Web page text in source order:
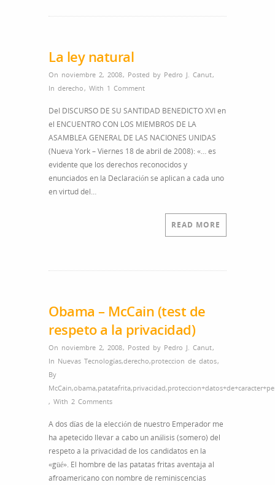
La ley natural
On noviembre 2, 2008, Posted by Pedro J. Canut,
In derecho, With 1 Comment
Del DISCURSO DE SU SANTIDAD BENEDICTO XVI en
el ENCUENTRO CON LOS MIEMBROS DE LA
ASAMBLEA GENERAL DE LAS NACIONES UNIDAS
(Nueva York – Viernes 18 de abril de 2008): «… es
evidente que los derechos reconocidos y
enunciados en la Declaración se aplican a cada uno
en virtud del…
READ MORE
Obama – McCain (test de
respeto a la privacidad)
On noviembre 2, 2008, Posted by Pedro J. Canut,
In Nuevas Tecnologías,derecho,proteccion de datos,
By
McCain,obama,patatafrita,privacidad,
, With 2 Comments
A dos días de la elección de nuestro Emperador me
ha apetecido llevar a cabo un análisis (somero) del
respeto a la privacidad de los candidatos en la
«güé». El hombre de las patatas fritas aventaja al
afroamericano con nombre de reminiscencias